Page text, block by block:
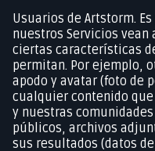
Usuarios de Artstorm.
nuestros Servicios vean
ciertas características
permitan. Por ejemplo,
apodo y avatar (foto de
cualquier contenido
y nuestras
públicos, archivos
sus resultados (datos